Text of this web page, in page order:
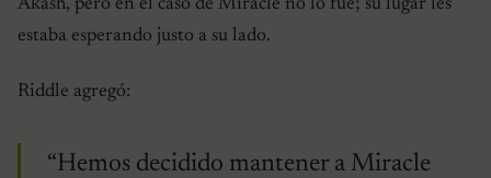
Akash, pero en el caso de Miracle no lo fue; su lugar les
estaba esperando justo a su lado.
Riddle agregó:
“Hemos decidido mantener a Miracle